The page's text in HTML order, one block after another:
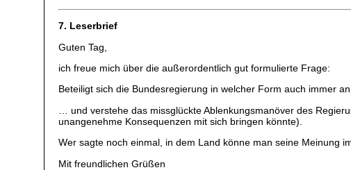
7. Leserbrief
Guten Tag,
ich freue mich über die außerordentlich gut formulierte Frage:
Beteiligt sich die Bundesregierung in welcher Form auch immer
… und verstehe das missglückte Ablenkungsmanöver des
unangenehme Konsequenzen mit sich bringen könnte).
Wer sagte noch einmal, in dem Land könne man seine Meinung
Mit freundlichen Grüßen